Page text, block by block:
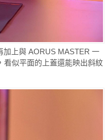
加上與 AORUS MASTER 一
看似平面的上蓋還能映出斜紋